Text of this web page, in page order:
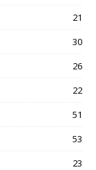
21
30
26
22
51
53
23